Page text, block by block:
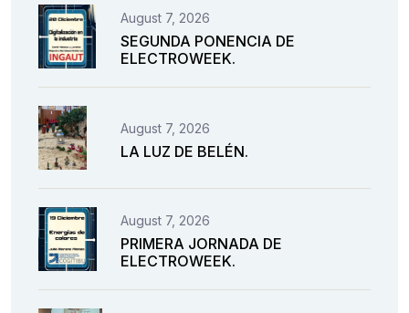
August 7, 2026
SEGUNDA PONENCIA DE
ELECTROWEEK.
August 7, 2026
LA LUZ DE BELÉN.
August 7, 2026
PRIMERA JORNADA DE
ELECTROWEEK.